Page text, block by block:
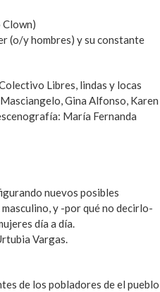
Clown)
(o/y hombres) y su constante
Libres, lindas y locas
Gina Alfonso, Karen
María Fernanda
nuevos posibles
y -por qué no decirlo-
día a día.
Vargas.
de los pobladores de el pueblo